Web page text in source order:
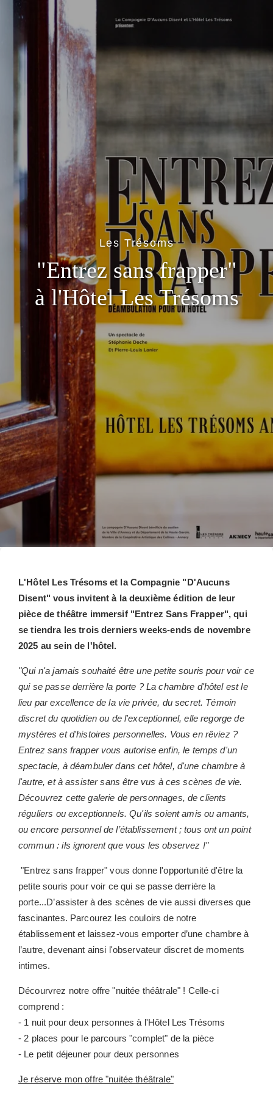
Les Trésoms
"Entrez sans frapper"
à l'Hôtel Les Trésoms
L'Hôtel Les Trésoms et la Compagnie "D'Aucuns
Disent" vous invitent à la deuxième édition de leur
pièce de théâtre immersif "Entrez Sans Frapper", qui
se tiendra les trois derniers weeks-ends de novembre
2025 au sein de l'hôtel.
"Qui n'a jamais souhaité être une petite souris pour voir ce
qui se passe derrière la porte ? La chambre d'hôtel est le
lieu par excellence de la vie privée, du secret. Témoin
discret du quotidien ou de l'exceptionnel, elle regorge de
mystères et d'histoires personnelles. Vous en rêviez ?
Entrez sans frapper vous autorise enfin, le temps d'un
spectacle, à déambuler dans cet hôtel, d'une chambre à
l'autre, et à assister sans être vus à ces scènes de vie.
Découvrez cette galerie de personnages, de clients
réguliers ou exceptionnels. Qu'ils soient amis ou amants,
ou encore personnel de l’établissement ; tous ont un point
commun : ils ignorent que vous les observez !"
"Entrez sans frapper" vous donne l'opportunité d'être la
petite souris pour voir ce qui se passe derrière la
porte...D’assister à des scènes de vie aussi diverses que
fascinantes. Parcourez les couloirs de notre
établissement et laissez-vous emporter d’une chambre à
l’autre, devenant ainsi l'observateur discret de moments
intimes.
Décourvrez notre offre "nuitée théâtrale" ! Celle-ci
comprend :
- 1 nuit pour deux personnes à l'Hôtel Les Trésoms
- 2 places pour le parcours "complet" de la pièce
- Le petit déjeuner pour deux personnes
Je réserve mon offre "nuitée théâtrale"
RÉSERVEZ VOTRE TABLE :